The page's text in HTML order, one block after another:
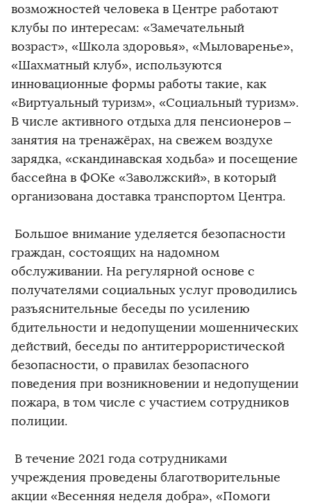
возможностей человека в Центре работают
клубы по интересам: «Замечательный
возраст», «Школа здоровья», «Мыловаренье»,
«Шахматный клуб», используются
инновационные формы работы такие, как
«Виртуальный туризм», «Социальный туризм».
В числе активного отдыха для пенсионеров –
занятия на тренажёрах, на свежем воздухе
зарядка, «скандинавская ходьба» и посещение
бассейна в ФОКе «Заволжский», в который
организована доставка транспортом Центра.
Большое внимание уделяется безопасности
граждан, состоящих на надомном
обслуживании. На регулярной основе с
получателями социальных услуг проводились
разъяснительные беседы по усилению
бдительности и недопущении мошеннических
действий, беседы по антитеррористической
безопасности, о правилах безопасного
поведения при возникновении и недопущении
пожара, в том числе с участием сотрудников
полиции.
В течение 2021 года сотрудниками
учреждения проведены благотворительные
акции «Весенняя неделя добра», «Помоги